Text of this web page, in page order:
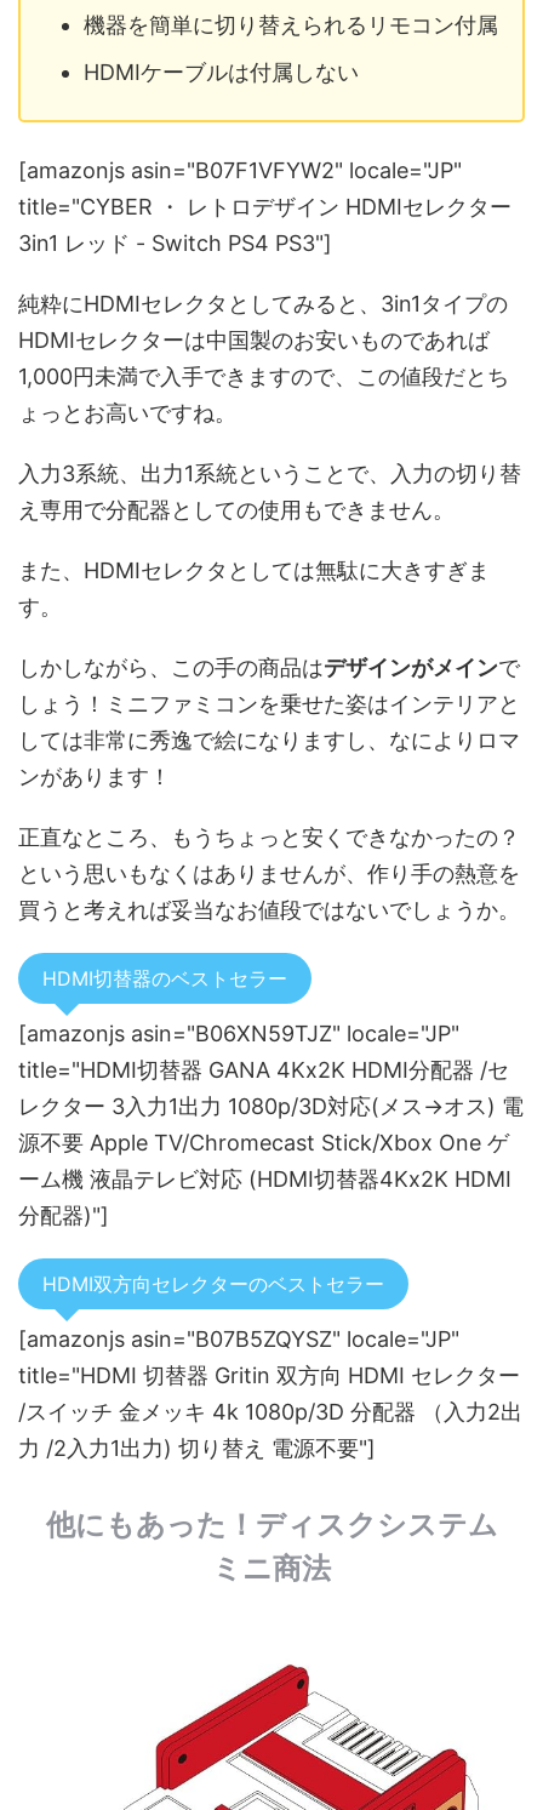
機器を簡単に切り替えられるリモコン付属
HDMIケーブルは付属しない
[amazonjs asin="B07F1VFYW2" locale="JP"
title="CYBER ・ レトロデザイン HDMIセレクター
3in1 レッド - Switch PS4 PS3"]
純粋にHDMIセレクタとしてみると、3in1タイプの
HDMIセレクターは中国製のお安いものであれば
1,000円未満で入手できますので、この値段だとち
ょっとお高いですね。
入力3系統、出力1系統ということで、入力の切り替
え専用で分配器としての使用もできません。
また、HDMIセレクタとしては無駄に大きすぎま
す。
しかしながら、この手の商品はデザインがメインで
しょう！ミニファミコンを乗せた姿はインテリアと
しては非常に秀逸で絵になりますし、なによりロマ
ンがあります！
正直なところ、もうちょっと安くできなかったの？
という思いもなくはありませんが、作り手の熱意を
買うと考えれば妥当なお値段ではないでしょうか。
HDMI切替器のベストセラー
[amazonjs asin="B06XN59TJZ" locale="JP"
title="HDMI切替器 GANA 4Kx2K HDMI分配器 /セ
レクター 3入力1出力 1080p/3D対応(メス→オス) 電
源不要 Apple TV/Chromecast Stick/Xbox One ゲ
ーム機 液晶テレビ対応 (HDMI切替器4Kx2K HDMI
分配器)"]
HDMI双方向セレクターのベストセラー
[amazonjs asin="B07B5ZQYSZ" locale="JP"
title="HDMI 切替器 Gritin 双方向 HDMI セレクター
/スイッチ 金メッキ 4k 1080p/3D 分配器 （入力2出
力 /2入力1出力) 切り替え 電源不要"]
他にもあった！ディスクシステム
ミニ商法